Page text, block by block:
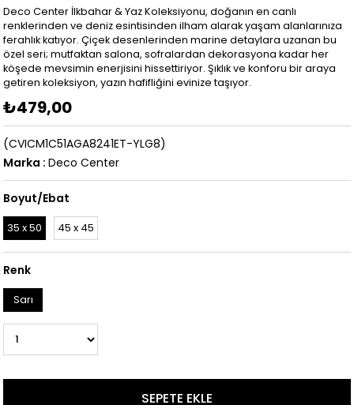
Deco Center İlkbahar & Yaz Koleksiyonu, doğanın en canlı
renklerinden ve deniz esintisinden ilham alarak yaşam alanlarınıza
ferahlık katıyor. Çiçek desenlerinden marine detaylara uzanan bu
özel seri; mutfaktan salona, sofralardan dekorasyona kadar her
köşede mevsimin enerjisini hissettiriyor. Şıklık ve konforu bir araya
getiren koleksiyon, yazın hafifliğini evinize taşıyor.
₺479,00
(CVICM1C51AGA8241ET-YLG8)
Marka : Deco Center
Boyut/Ebat
35 x 50 45 x 45
Renk
Sarı